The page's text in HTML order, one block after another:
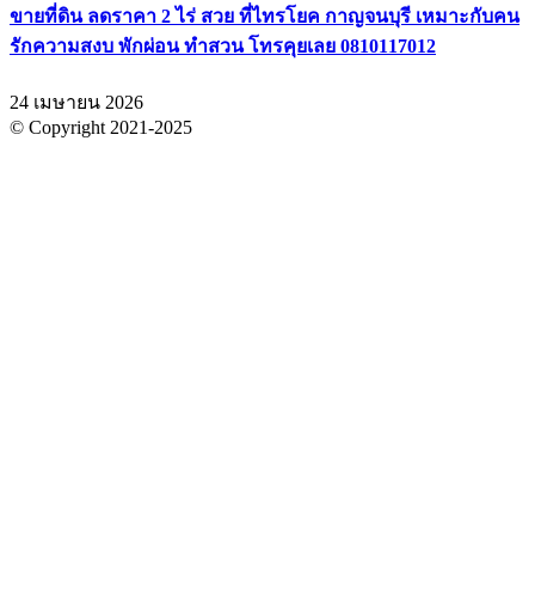
ขายที่ดิน ลดราคา 2 ไร่ สวย ที่ไทรโยค กาญจนบุรี เหมาะกับคน
รักความสงบ พักผ่อน ทำสวน โทรคุยเลย 0810117012
24 เมษายน 2026
© Copyright 2021-2025